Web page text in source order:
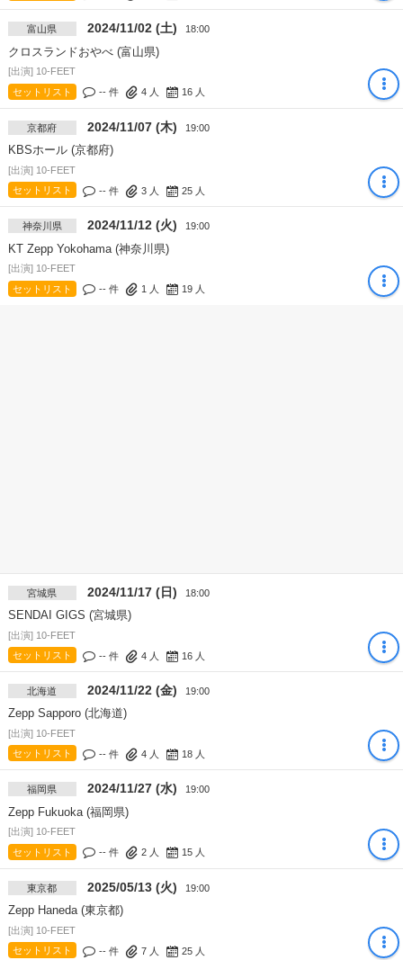
富山県 2024/11/02 (土) 18:00
クロスランドおやべ (富山県)
[出演] 10-FEET
セットリスト
-- 件 4人 16人
京都府 2024/11/07 (木) 19:00
KBSホール (京都府)
[出演] 10-FEET
セットリスト
-- 件 3人 25人
神奈川県 2024/11/12 (火) 19:00
KT Zepp Yokohama (神奈川県)
[出演] 10-FEET
セットリスト
-- 件 1 人 19人
宮城県 2024/11/17 (日) 18:00
SENDAI GIGS (宮城県)
[出演] 10-FEET
セットリスト
-- 件 4人 16人
北海道 2024/11/22 (金) 19:00
Zepp Sapporo (北海道)
[出演] 10-FEET
セットリスト
-- 件 4人 18人
福岡県 2024/11/27 (水) 19:00
Zepp Fukuoka (福岡県)
[出演] 10-FEET
セットリスト
-- 件 2人 15人
東京都 2025/05/13 (火) 19:00
Zepp Haneda (東京都)
[出演] 10-FEET
セットリスト
-- 件 7人 25人